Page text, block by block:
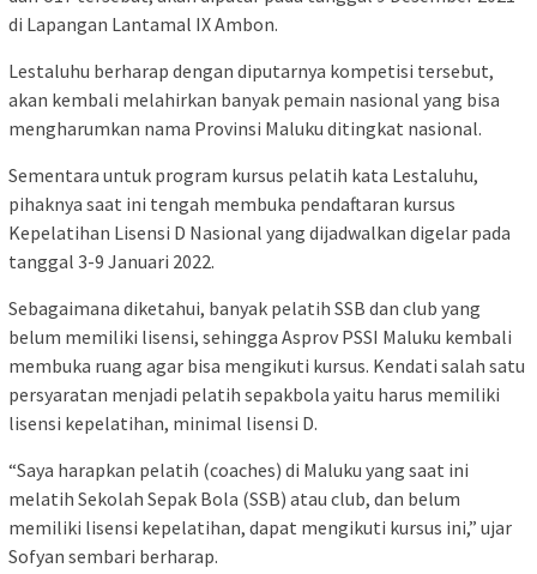
di Lapangan Lantamal IX Ambon.
Lestaluhu berharap dengan diputarnya kompetisi tersebut,
akan kembali melahirkan banyak pemain nasional yang bisa
mengharumkan nama Provinsi Maluku ditingkat nasional.
Sementara untuk program kursus pelatih kata Lestaluhu,
pihaknya saat ini tengah membuka pendaftaran kursus
Kepelatihan Lisensi D Nasional yang dijadwalkan digelar pada
tanggal 3-9 Januari 2022.
Sebagaimana diketahui, banyak pelatih SSB dan club yang
belum memiliki lisensi, sehingga Asprov PSSI Maluku kembali
membuka ruang agar bisa mengikuti kursus. Kendati salah satu
persyaratan menjadi pelatih sepakbola yaitu harus memiliki
lisensi kepelatihan, minimal lisensi D.
“Saya harapkan pelatih (coaches) di Maluku yang saat ini
melatih Sekolah Sepak Bola (SSB) atau club, dan belum
memiliki lisensi kepelatihan, dapat mengikuti kursus ini,” ujar
Sofyan sembari berharap.